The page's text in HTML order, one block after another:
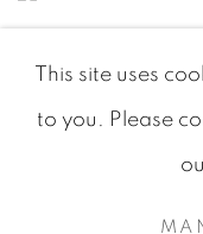
This site uses
to you. Please